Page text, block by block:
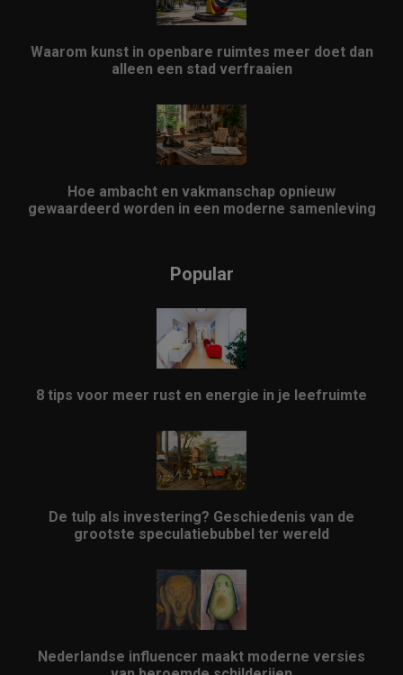
Waarom kunst in openbare ruimtes meer doet dan
alleen een stad verfraaien
Hoe ambacht en vakmanschap opnieuw
gewaardeerd worden in een moderne samenleving
Popular
8 tips voor meer rust en energie in je leefruimte
De tulp als investering? Geschiedenis van de
grootste speculatiebubbel ter wereld
Nederlandse influencer maakt moderne versies